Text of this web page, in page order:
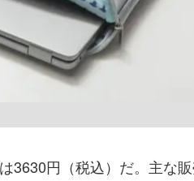
3630円（税込）だ。主な